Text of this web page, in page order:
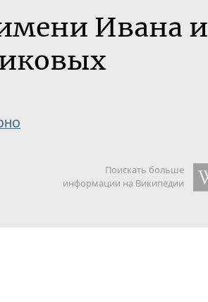
Ивана и
Поискать больше
информации на Википедии